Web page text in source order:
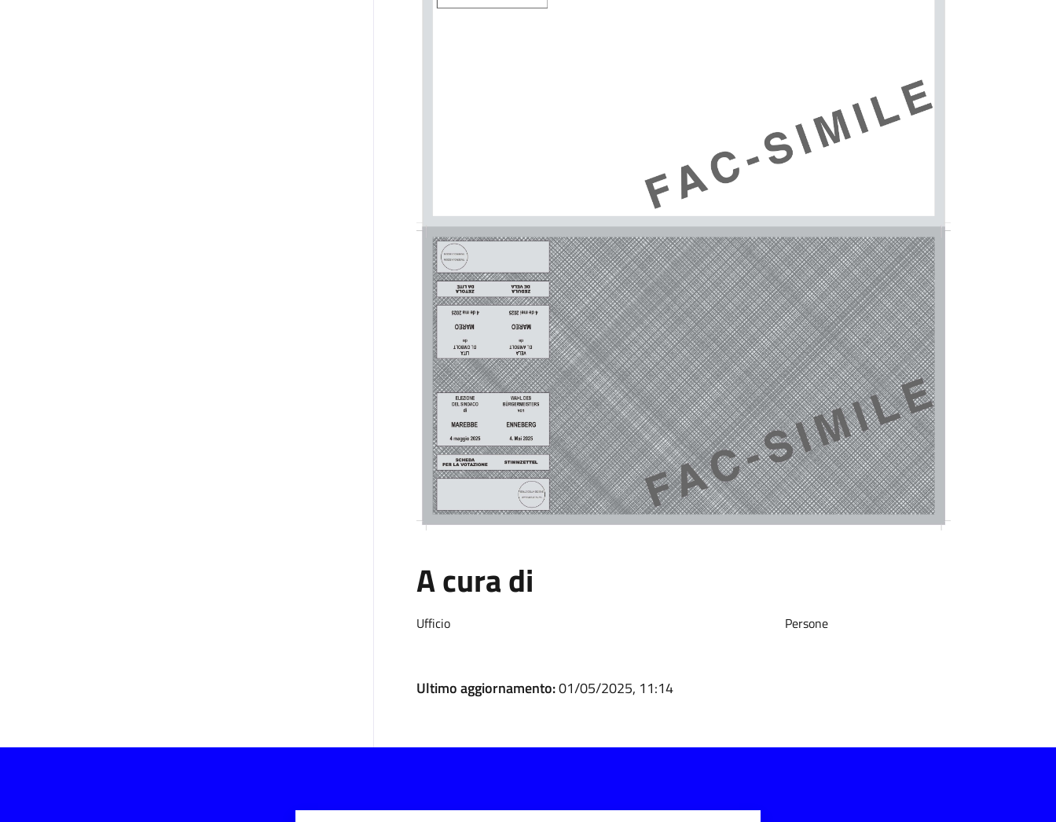
A cura di
Ufficio Persone
Ultimo aggiornamento:01/05/2025, 11:14